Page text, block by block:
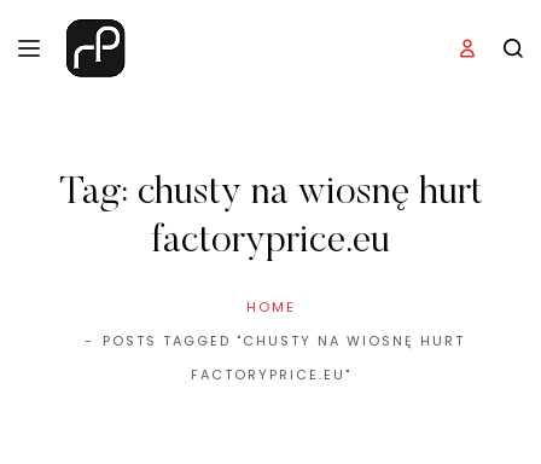
Tag: chusty na wiosnę hurt
factoryprice.eu
HOME
POSTS TAGGED "CHUSTY NA WIOSNĘ HURT
FACTORYPRICE.EU"